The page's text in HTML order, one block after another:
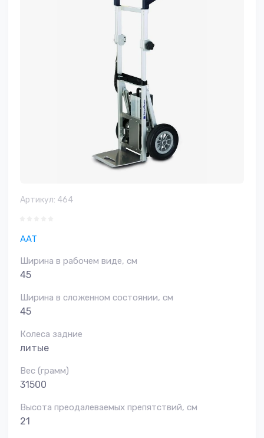
Артикул: 464
AAT
Ширина в рабочем виде, см
45
Ширина в сложенном состоянии, см
45
Колеса задние
литые
Вес (грамм)
31500
Высота преодалеваемых препятствий, см
21